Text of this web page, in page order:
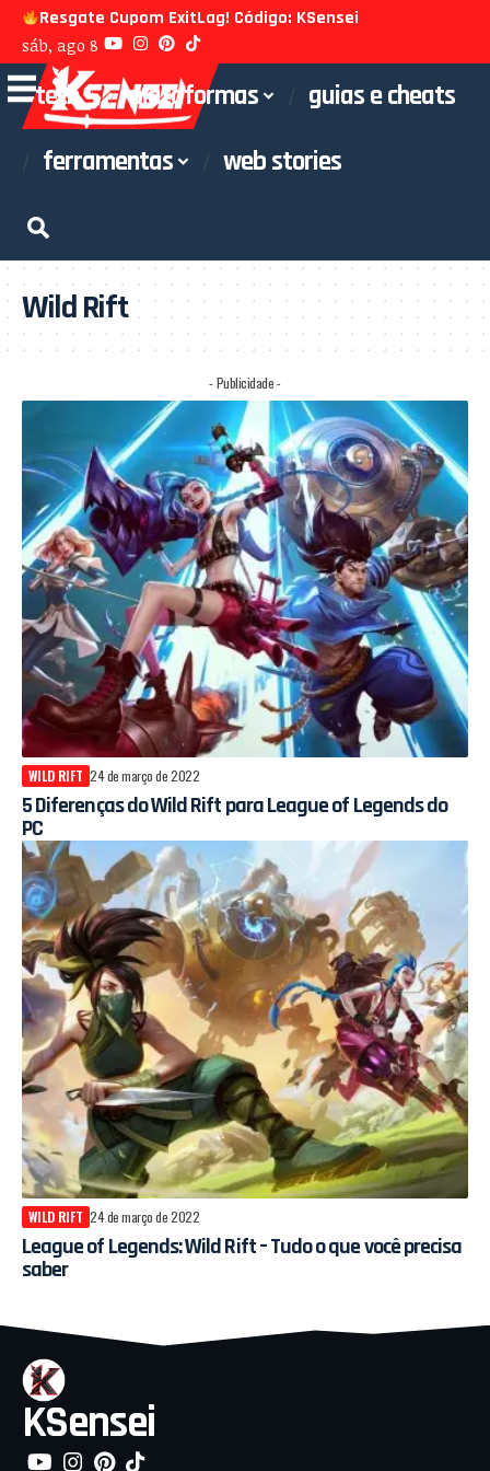
Resgate Cupom ExitLag! Código: KSensei
sáb, ago 8
tech plataformas
guias e cheats
ferramentas
web stories
Wild Rift
- Publicidade -
WILD RIFT 24 de março de 2022
5 Diferenças do Wild Rift para League of Legends do
PC
WILD RIFT 24 de março de 2022
League of Legends: Wild Rift – Tudo o que você precisa
saber
KSensei